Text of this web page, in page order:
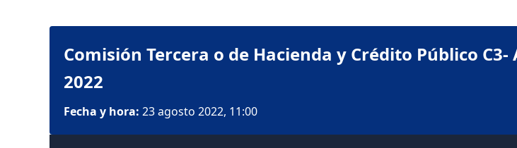
Comisión Tercera o de Hacienda y Crédito Público C3-
2022
Fecha y hora: 23 agosto 2022, 11:00